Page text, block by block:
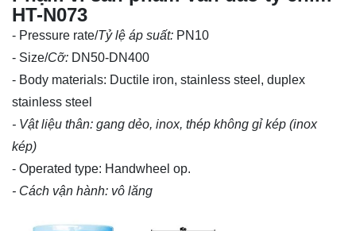
HT-N073
- Pressure rate/Tỷ lệ áp suất: PN10
- Size/Cỡ: DN50-DN400
- Body materials: Ductile iron, stainless steel, duplex
stainless steel
- Vật liệu thân: gang dẻo, inox, thép không gỉ kép (inox
kép)
- Operated type: Handwheel op.
- Cách vận hành: vô lăng